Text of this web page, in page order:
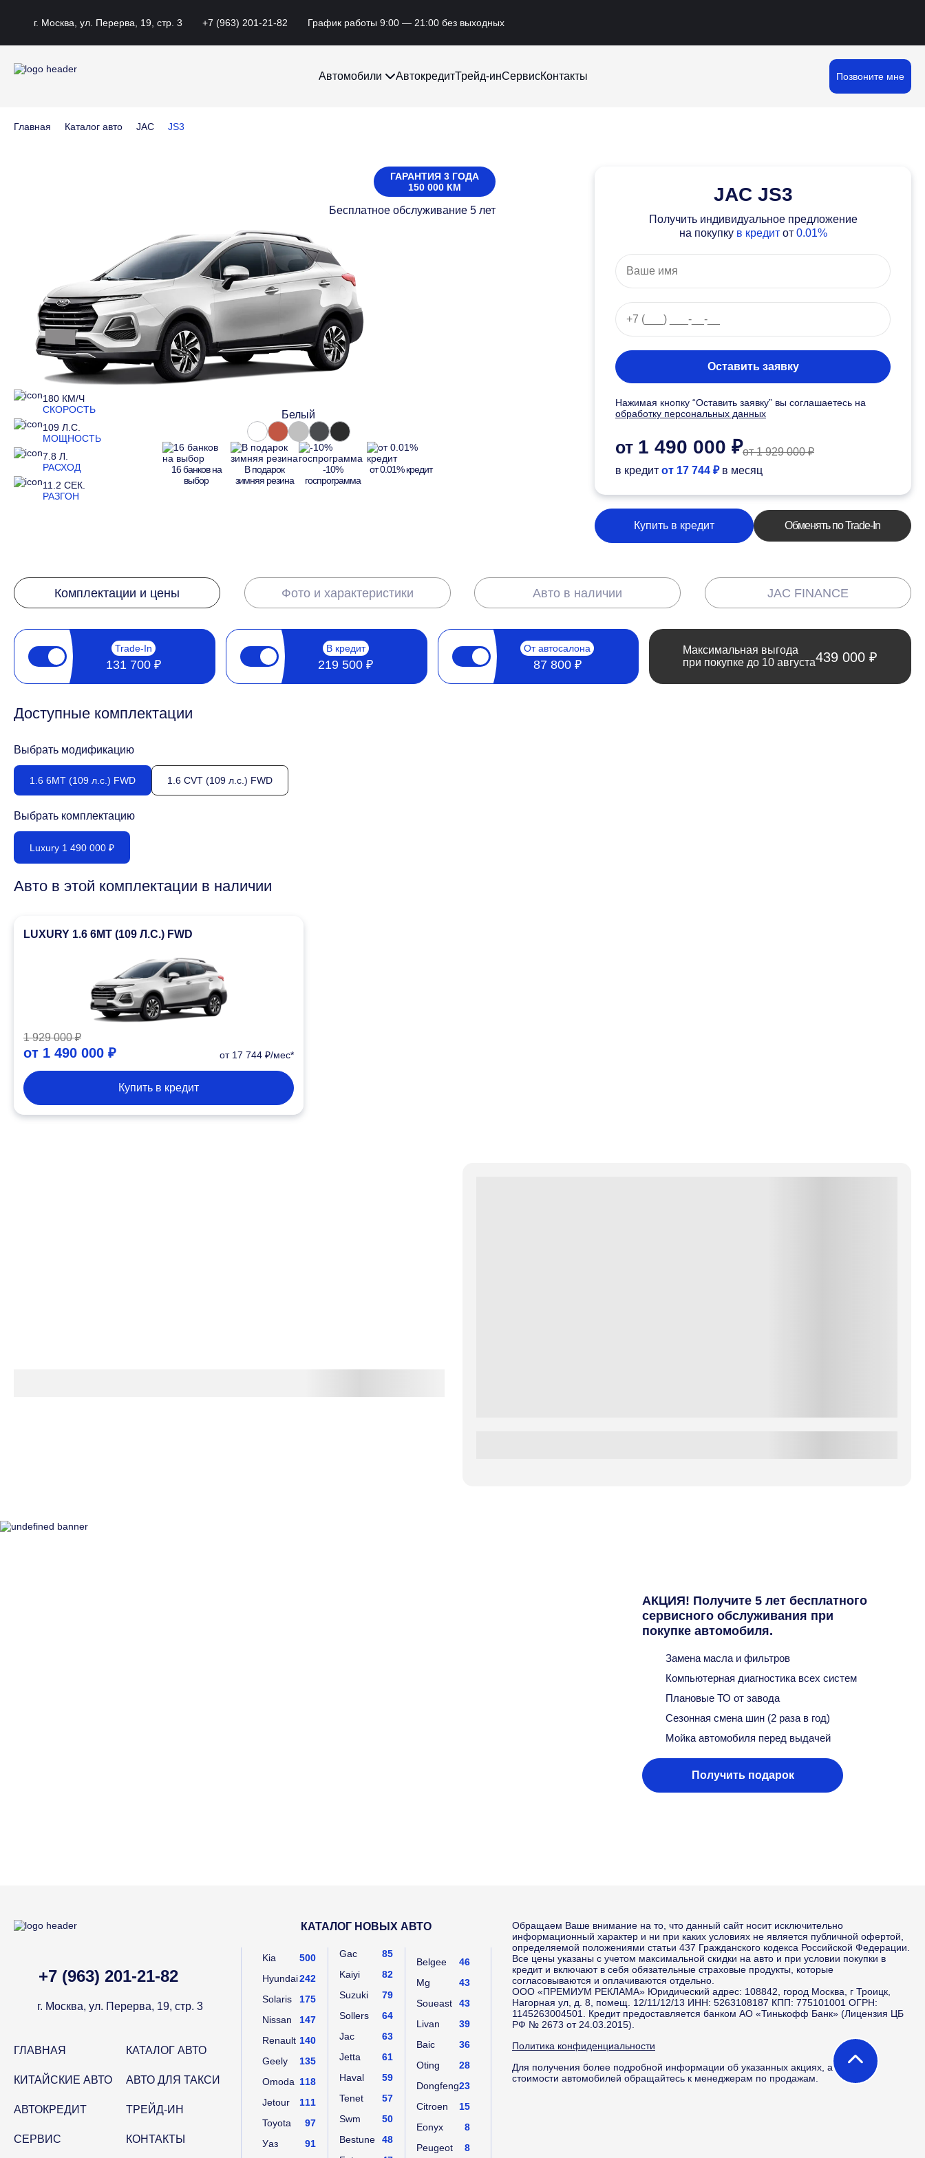
г. Москва, ул. Перерва, 19, стр. 3 +7 (963) 201-21-82 График работы 9:00 — 21:00 без выходных
Автомобили АвтокредитТрейд-инСервисКонтакты Позвоните мне
Главная Каталог авто JAC JS3
ГАРАНТИЯ 3 ГОДА
150 000 КМ
Бесплатное обслуживание 5 лет
180 КМ/Ч
СКОРОСТЬ
109 Л.С.
МОЩНОСТЬ
7.8 Л.
РАСХОД
11.2 СЕК.
РАЗГОН
Белый
16 банков на
выбор
В подарок
зимняя резина
-10%
госпрограмма
от 0.01% кредит
JAC JS3
Получить индивидуальное предложение
на покупку в кредитот 0.01%
Оставить заявку
Нажимая кнопку “Оставить заявку” вы соглашаетесь на
обработку персональных данных
от 1 490 000 ₽от 1 929 000 ₽
в кредит от 17 744 ₽ в месяц
Купить в кредит Обменять по Trade-In
Комплектации и цены Фото и характеристики Авто в наличии JAC FINANCE
Trade-In
131 700 ₽
В кредит
219 500 ₽
От автосалона
87 800 ₽
Максимальная выгода
при покупке до 10 августа439 000 ₽
Доступные комплектации
Выбрать модификацию
1.6 6MT (109 л.с.) FWD 1.6 CVT (109 л.с.) FWD
Выбрать комплектацию
Luxury 1 490 000 ₽
Авто в этой комплектации в наличии
LUXURY 1.6 6MT (109 Л.С.) FWD
1 929 000 ₽
от 1 490 000 ₽ от 17 744 ₽/мес*
Купить в кредит
АКЦИЯ! Получите 5 лет бесплатного
сервисного обслуживания при
покупке автомобиля.
Замена масла и фильтров
Компьютерная диагностика всех систем
Плановые ТО от завода
Сезонная смена шин (2 раза в год)
Мойка автомобиля перед выдачей
Получить подарок
+7 (963) 201-21-82
г. Москва, ул. Перерва, 19, стр. 3
ГЛАВНАЯ КАТАЛОГ АВТО
КИТАЙСКИЕ АВТО АВТО ДЛЯ ТАКСИ
АВТОКРЕДИТ ТРЕЙД-ИН
СЕРВИС КОНТАКТЫ
КАТАЛОГ НОВЫХ АВТО
Kia
500
Hyundai242
Solaris
175
Nissan
147
Renault 140
Geely
135
Omoda 118
Jetour
111
Toyota
97
Уаз
91
Gac
85
Kaiyi
82
Suzuki
79
Sollers
64
Jac
63
Jetta
61
Haval
59
Tenet
57
Swm
50
Bestune
48
Belgee
46
Mg
43
Soueast
43
Livan
39
Baic
36
Oting
28
Dongfeng23
Citroen
15
Eonyx
8
Peugeot
8
Обращаем Ваше внимание на то, что данный сайт носит исключительно
информационный характер и ни при каких условиях не является публичной офертой,
определяемой положениями статьи 437 Гражданского кодекса Российской Федерации.
Все цены указаны с учетом максимальной скидки на авто и при условии покупки в
кредит и включают в себя обязательные страховые продукты, которые
согласовываются и оплачиваются отдельно.
ООО «ПРЕМИУМ РЕКЛАМА» Юридический адрес: 108842, город Москва, г Троицк,
Нагорная ул, д. 8, помещ. 12/11/12/13 ИНН: 5263108187 КПП: 775101001 ОГРН:
1145263004501. Кредит предоставляется банком АО «Тинькофф Банк» (Лицензия ЦБ
РФ № 2673 от 24.03.2015).
Политика конфиденциальности
Для получения более подробной информации об указанных акциях, а также о
стоимости автомобилей обращайтесь к менеджерам по продажам.